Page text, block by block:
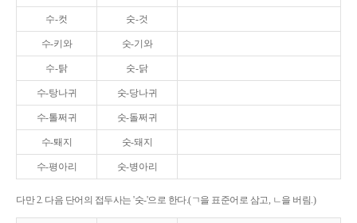
수-컷 숫-것
수-키와 숫-기와
수-탉 숫-닭
수-탕나귀 숫-당나귀
수-톨쩌귀 숫-돌쩌귀
수-퇘지 숫-돼지
수-평아리 숫-병아리
다만 2. 다음 단어의 접두사는 '숫-'으로 한다.(ㄱ을 표준어로 삼고, ㄴ을 버림.)